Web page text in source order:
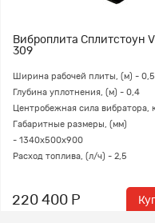
Виброплита Сплитстоун
309
Ширина рабочей плиты, (м) - 0,5
Глубина уплотнения, (м) - 0,4
Центробежная сила вибратора,
Габаритные размеры, (мм)
- 1340x500x900
Расход топлива, (л/ч) - 2,5
220 400 Р